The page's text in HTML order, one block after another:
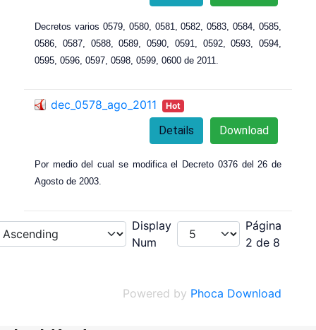
Decretos varios 0579, 0580, 0581, 0582, 0583, 0584, 0585,
0586, 0587, 0588, 0589, 0590, 0591, 0592, 0593, 0594,
0595, 0596, 0597, 0598, 0599, 0600 de 2011.
dec_0578_ago_2011 Hot
Download
Details
Por medio del cual se modifica el Decreto 0376 del 26 de
Agosto de 2003.
Display
Num
Página
2 de 8
Powered by Phoca Download